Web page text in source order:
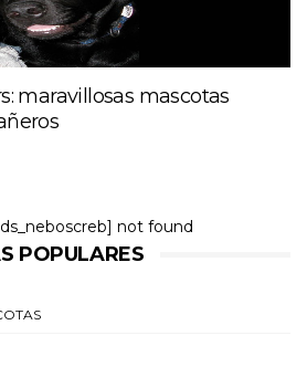
maravillosas mascotas
not found
POPULARES